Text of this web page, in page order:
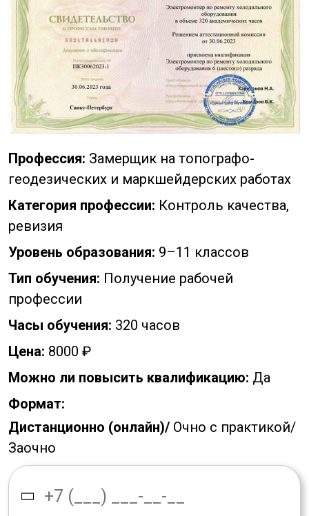
Профессия: Замерщик на топографо-
геодезических и маркшейдерских работах
Категория профессии: Контроль качества,
ревизия
Уровень образования: 9–11 классов
Тип обучения: Получение рабочей
профессии
Часы обучения: 320 часов
Цена: 8000 ₽
Можно ли повысить квалификацию: Да
Формат:
Дистанционно (онлайн)/ Очно с практикой/
Заочно